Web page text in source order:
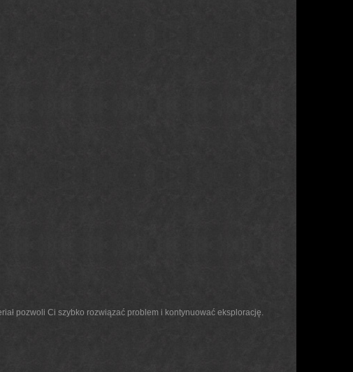
pozwoli Ci szybko rozwiązać problem i kontynuować eksplorację.